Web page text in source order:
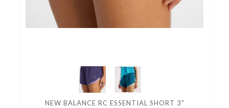
NEW BALANCE RC ESSENTIAL SHORT 3"